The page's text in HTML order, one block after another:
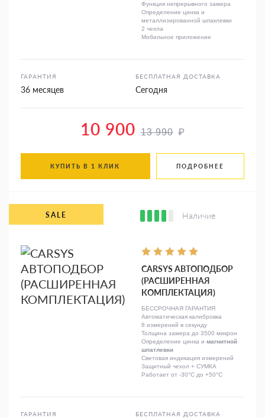
Функция непрерывного замера
Определение цинка и
металлизированной шпаклевки
2 чехла
Мобильное приложение
ГАРАНТИЯ
36 месяцев
БЕСПЛАТНАЯ ДОСТАВКА
Сегодня
10 900 13 990 ₽
КУПИТЬ В 1 КЛИК ПОДРОБНЕЕ
Наличие
CARSYS АВТОПОДБОР
(РАСШИРЕННАЯ
КОМПЛЕКТАЦИЯ)
БЕССРОЧНАЯ ГАРАНТИЯ
Автоматическая калибровка
8 измерений в секунду
Толщина замера до 3500 микрон
Определение цинка и магнитной
шпатлевки
Световая индикация измерений
Защитный чехол + СУМКА
Работает от -30°C до +50°C
ГАРАНТИЯ БЕСПЛАТНАЯ ДОСТАВКА